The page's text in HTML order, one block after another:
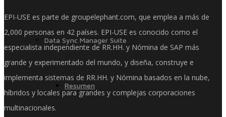
Data Sync Manager Suite
Resumen
EPI-USE es parte de groupelephant.com, que emplea a más de
2,000 personas en 42 países. EPI-USE es conocido como el
especialista independiente de RR.HH. y Nómina de SAP más
grande y experimentado del mundo, y diseña, construye e
implementa sistemas de RR.HH. y Nómina basados ​​en la nube,
híbridos y locales para grandes y complejas corporaciones
multinacionales.